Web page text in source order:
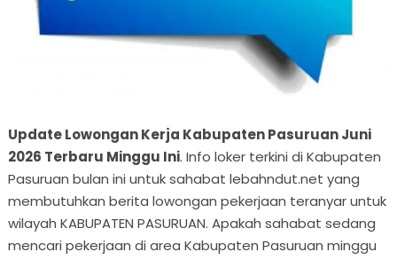
Update Lowongan Kerja Kabupaten Pasuruan Juni
2026 Terbaru Minggu Ini. Info loker terkini di Kabupaten
Pasuruan bulan ini untuk sahabat lebahndut.net yang
membutuhkan berita lowongan pekerjaan teranyar untuk
wilayah KABUPATEN PASURUAN. Apakah sahabat sedang
mencari pekerjaan di area Kabupaten Pasuruan minggu